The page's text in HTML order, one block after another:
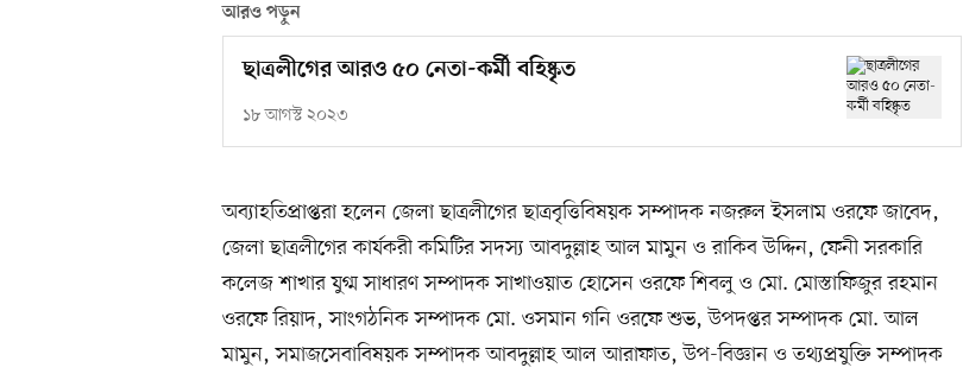
আরও পড়ুন
ছাত্রলীগের আরও ৫০ নেতা-কর্মী বহিষ্কৃত
১৮ আগস্ট ২০২৩
অব্যাহতিপ্রাপ্তরা হলেন জেলা ছাত্রলীগের ছাত্রবৃত্তিবিষয়ক সম্পাদক নজরুল ইসলাম ওরফে জাবেদ,
জেলা ছাত্রলীগের কার্যকরী কমিটির সদস্য আবদুল্লাহ আল মামুন ও রাকিব উদ্দিন, ফেনী সরকারি
কলেজ শাখার যুগ্ম সাধারণ সম্পাদক সাখাওয়াত হোসেন ওরফে শিবলু ও মো. মোস্তাফিজুর রহমান
ওরফে রিয়াদ, সাংগঠনিক সম্পাদক মো. ওসমান গনি ওরফে শুভ, উপদপ্তর সম্পাদক মো. আল
মামুন, সমাজসেবাবিষয়ক সম্পাদক আবদুল্লাহ আল আরাফাত, উপ-বিজ্ঞান ও তথ্যপ্রযুক্তি সম্পাদক